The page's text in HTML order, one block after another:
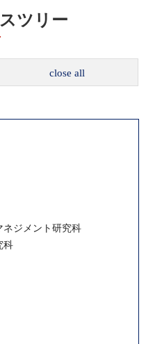
ツリー
close all
ジメント研究科
科